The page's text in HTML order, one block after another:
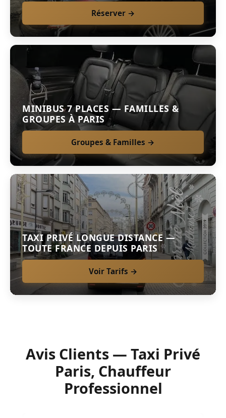
Réserver →
MINIBUS 7 PLACES — FAMILLES &
GROUPES À PARIS
Groupes & Familles →
TAXI PRIVÉ LONGUE DISTANCE —
TOUTE FRANCE DEPUIS PARIS
Voir Tarifs →
Avis Clients — Taxi Privé
Paris, Chauffeur
Professionnel